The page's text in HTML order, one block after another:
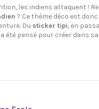
les indiens attaquent !
? Ce thème déco est
Du sticker tipi, en
été pensé pour créer dans